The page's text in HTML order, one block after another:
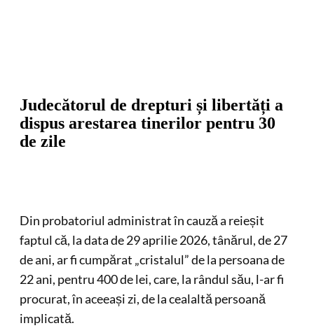
Judecătorul de drepturi și libertăți a
dispus arestarea tinerilor pentru 30
de zile
Din probatoriul administrat în cauză a reieșit
faptul că, la data de 29 aprilie 2026, tânărul, de 27
de ani, ar fi cumpărat „cristalul” de la persoana de
22 ani, pentru 400 de lei, care, la rândul său, l-ar fi
procurat, în aceeași zi, de la cealaltă persoană
implicată.